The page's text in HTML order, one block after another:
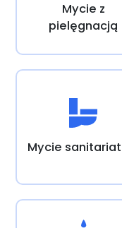
Mycie z
pielęgnacją
Mycie